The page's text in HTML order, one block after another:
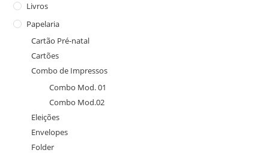
Livros
Papelaria
Cartão Pré-natal
Cartões
Combo de Impressos
Combo Mod. 01
Combo Mod.02
Eleições
Envelopes
Folder